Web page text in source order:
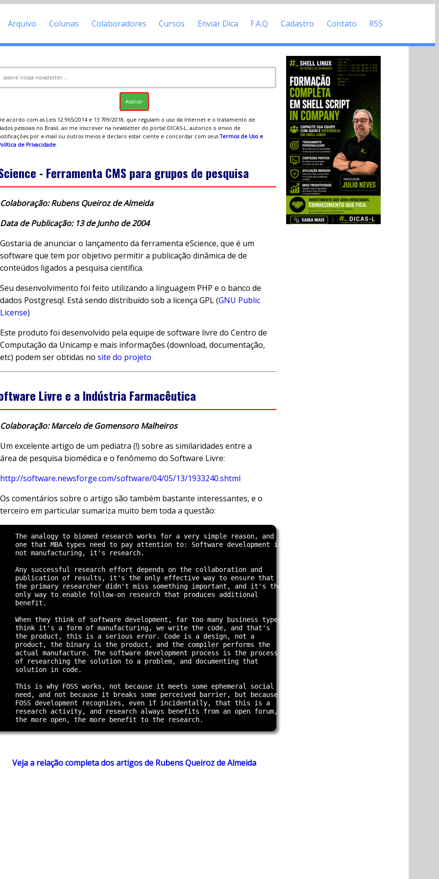
Arquivo Colunas Colaboradores Cursos Enviar Dica F.A.Q Cadastro Contato RSS
acordo com as Leis 12.965/2014 e 13.709/2018, que regulam o uso da Internet e o tratamento de
pessoais no Brasil, ao me inscrever na newsletter do portal DICAS-L, autorizo o envio de
por e-mail ou outros meios e declaro estar ciente e concordar com seusTermos de Uso e
de Privacidade.
- Ferramenta CMS para grupos de pesquisa
Colaboração: Rubens Queiroz de Almeida
Data de Publicação: 13 de Junho de 2004
Gostaria de anunciar o lançamento da ferramenta eScience, que é um
software que tem por objetivo permitir a publicação dinâmica de de
conteúdos ligados a pesquisa científica.
Seu desenvolvimento foi feito utilizando a linguagem PHP e o banco de
dados Postgresql. Está sendo distribuído sob a licença GPL (GNU Public
License)
Este produto foi desenvolvido pela equipe de software livre do Centro de
Computação da Unicamp e mais informações (download, documentação,
etc) podem ser obtidas no site do projeto
Livre e a Indústria Farmacêutica
Colaboração: Marcelo de Gomensoro Malheiros
Um excelente artigo de um pediatra (!) sobre as similaridades entre a
área de pesquisa biomédica e o fenômemo do Software Livre:
http://software.newsforge.com/software/04/05/13/1933240.shtml
Os comentários sobre o artigo são também bastante interessantes, e o
terceiro em particular sumariza muito bem toda a questão:
    The analogy to biomed research works for a very simple reason, and
    one that MBA types need to pay attention to: Software development is
    not manufacturing, it's research.
    Any successful research effort depends on the collaboration and
    publication of results, it's the only effective way to ensure that
    the primary researcher didn't miss something important, and it's the
    only way to enable follow-on research that produces additional
    benefit.
    When they think of software development, far too many business types
    think it's a form of manufacturing, we write the code, and that's
    the product, this is a serious error. Code is a design, not a
    product, the binary is the product, and the compiler performs the
    actual manufacture. The software development process is the process
    of researching the solution to a problem, and documenting that
    solution in code.
    This is why FOSS works, not because it meets some ephemeral social
    need, and not because it breaks some perceived barrier, but because
    FOSS development recognizes, even if incidentally, that this is a
    research activity, and research always benefits from an open forum,
Veja a relação completa dos artigos de Rubens Queiroz de Almeida